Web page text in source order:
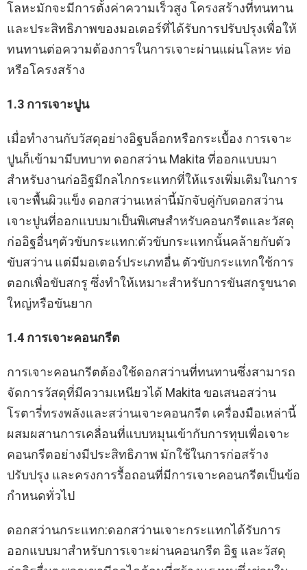
โลหะมักจะมีการตั้งค่าความเร็วสูง โครงสร้างที่ทนทาน
และประสิทธิภาพของมอเตอร์ที่ได้รับการปรับปรุงเพื่อให้
ทนทานต่อความต้องการในการเจาะผ่านแผ่นโลหะ ท่อ
หรือโครงสร้าง
1.3 การเจาะปูน
เมื่อทำงานกับวัสดุอย่างอิฐบล็อกหรือกระเบื้อง การเจาะ
ปูนก็เข้ามามีบทบาท ดอกสว่าน Makita ที่ออกแบบมา
สำหรับงานก่ออิฐมีกลไกกระแทกที่ให้แรงเพิ่มเติมในการ
เจาะพื้นผิวแข็ง ดอกสว่านเหล่านี้มักจับคู่กับดอกสว่าน
เจาะปูนที่ออกแบบมาเป็นพิเศษสำหรับคอนกรีตและวัสดุ
ก่ออิฐอื่นๆตัวขับกระแทก:ตัวขับกระแทกนั้นคล้ายกับตัว
ขับสว่าน แต่มีมอเตอร์ประเภทอื่น ตัวขับกระแทกใช้การ
ตอกเพื่อขับสกรู ซึ่งทำให้เหมาะสำหรับการขันสกรูขนาด
ใหญ่หรือขันยาก
1.4 การเจาะคอนกรีต
การเจาะคอนกรีตต้องใช้ดอกสว่านที่ทนทานซึ่งสามารถ
จัดการวัสดุที่มีความเหนียวได้ Makita ขอเสนอสว่าน
โรตารี่ทรงพลังและสว่านเจาะคอนกรีต เครื่องมือเหล่านี้
ผสมผสานการเคลื่อนที่แบบหมุนเข้ากับการทุบเพื่อเจาะ
คอนกรีตอย่างมีประสิทธิภาพ มักใช้ในการก่อสร้าง
ปรับปรุง และครงการรื้อถอนที่มีการเจาะคอนกรีตเป็นข้อ
กำหนดทั่วไป
ดอกสว่านกระแทก:ดอกสว่านเจาะกระแทกได้รับการ
ออกแบบมาสำหรับการเจาะผ่านคอนกรีต อิฐ และวัสดุ